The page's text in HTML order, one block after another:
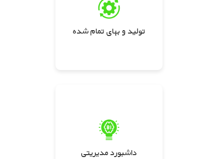
تولید و بهای تمام شده
داشبورد مدیریتی